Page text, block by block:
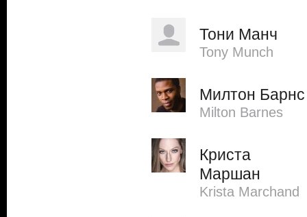
Тони Манч
Tony Munch
Милтон Барнс
Milton Barnes
Криста
Маршан
Krista Marchand